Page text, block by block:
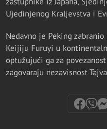
Ujedinjenog Kraljevstva i
Nedavno je Peking
Keijiju Furuyi u
optužujući ga za
zagovaraju nezavisnost